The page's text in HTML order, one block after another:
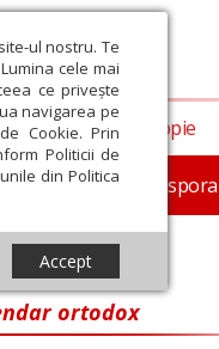
ul nostru. Te
cele mai
ce privește
navigarea pe
Cookie. Prin
Politicii de
din Politica
Accept
Diaspora
Opinii Filantropie
ortodox